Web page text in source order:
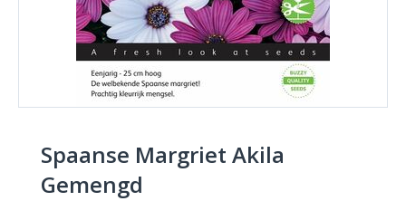
Spaanse Margriet Akila
Gemengd